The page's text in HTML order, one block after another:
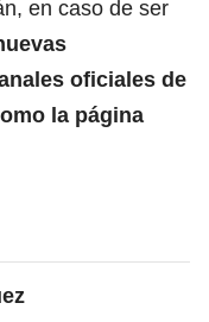
en caso de ser
oficiales de
la página